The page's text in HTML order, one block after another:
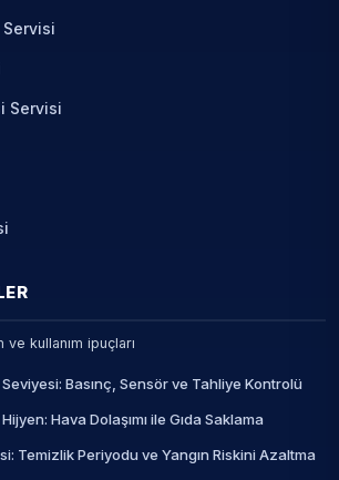
Servisi
ve kullanım ipuçları
Basınç, Sensör ve Tahliye Kontrolü
Hava Dolaşımı ile Gıda Saklama
Temizlik Periyodu ve Yangın Riskini Azaltma